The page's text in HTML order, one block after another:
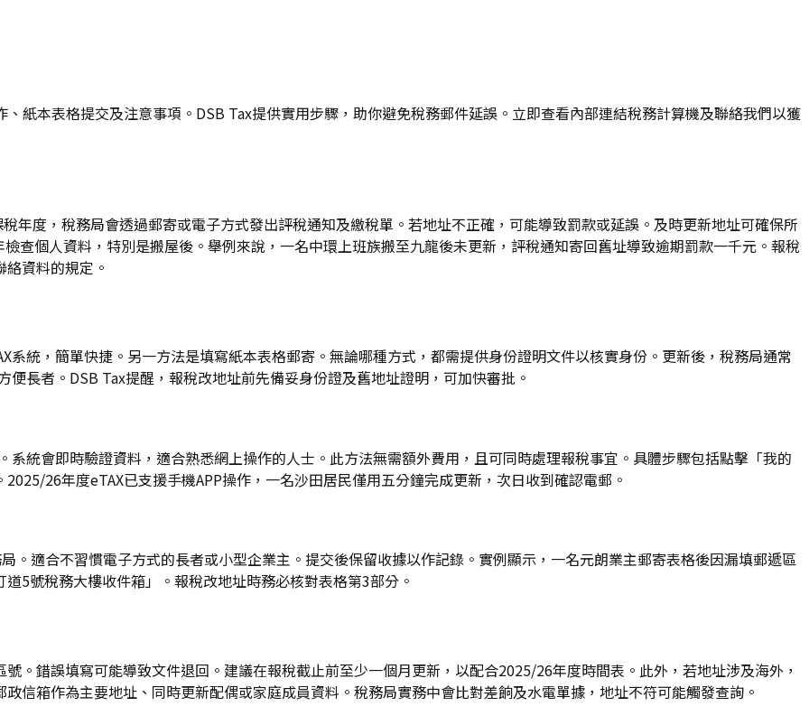
紙本表格提交及注意事項。DSB Tax提供實用步驟，助你避免稅務郵件延誤。立即查看內部連結稅務計算機及聯絡我們以獲
年度，稅務局會透過郵寄或電子方式發出評稅通知及繳稅單。若地址不正確，可能導致罰款或延誤。及時更新地址可確保所
查個人資料，特別是搬屋後。舉例來說，一名中環上班族搬至九龍後未更新，評稅通知寄回舊址導致逾期罰款一千元。報稅
資料的規定。
統，簡單快捷。另一方法是填寫紙本表格郵寄。無論哪種方式，都需提供身份證明文件以核實身份。更新後，稅務局通常
長者。DSB Tax提醒，報稅改地址前先備妥身份證及舊地址證明，可加快審批。
統會即時驗證資料，適合熟悉網上操作的人士。此方法無需額外費用，且可同時處理報稅事宜。具體步驟包括點擊「我的
26年度eTAX已支援手機APP操作，一名沙田居民僅用五分鐘完成更新，次日收到確認電郵。
。適合不習慣電子方式的長者或小型企業主。提交後保留收據以作記錄。實例顯示，一名元朗業主郵寄表格後因漏填郵遞區
5號稅務大樓收件箱」。報稅改地址時務必核對表格第3部分。
。錯誤填寫可能導致文件退回。建議在報稅截止前至少一個月更新，以配合2025/26年度時間表。此外，若地址涉及海外，
信箱作為主要地址、同時更新配偶或家庭成員資料。稅務局實務中會比對差餉及水電單據，地址不符可能觸發查詢。